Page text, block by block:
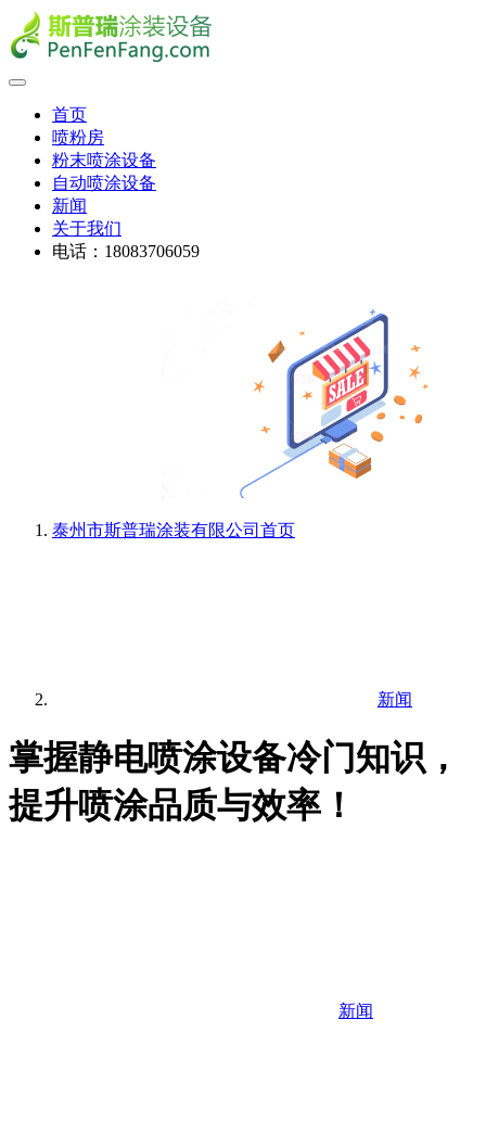
首页
喷粉房
粉末喷涂设备
自动喷涂设备
新闻
关于我们
电话：18083706059
泰州市斯普瑞涂装有限公司 首页
新闻
掌握静电喷涂设备冷门知识，
提升喷涂品质与效率！
新闻